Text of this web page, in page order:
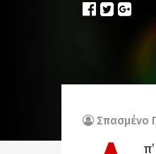
Σπασμένο